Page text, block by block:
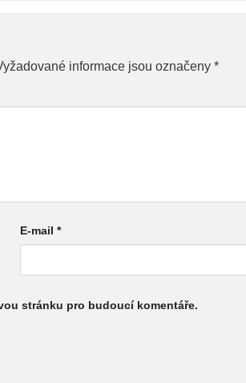
informace jsou označeny *
E-mail*
stránku pro budoucí komentáře.